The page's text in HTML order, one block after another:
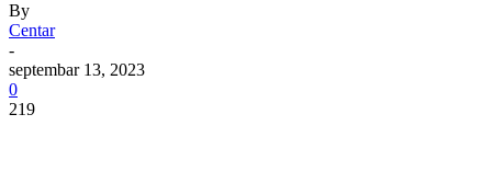
By
Centar
-
septembar 13, 2023
0
219